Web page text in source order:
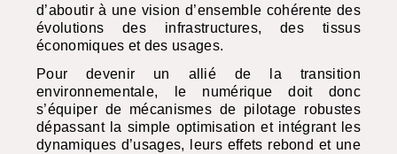
d’aboutir à une vision d’ensemble cohérente des
évolutions des infrastructures, des tissus
économiques et des usages.
Pour devenir un allié de la transition
environnementale, le numérique doit donc
s’équiper de mécanismes de pilotage robustes
dépassant la simple optimisation et intégrant les
dynamiques d’usages, leurs effets rebond et une